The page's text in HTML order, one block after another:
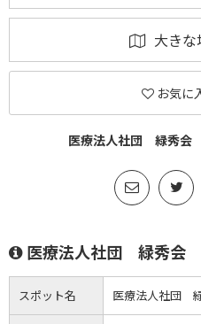
大きな
お気に
医療法人社団 緑秀会
医療法人社団 緑秀会
スポット名 医療法人社団